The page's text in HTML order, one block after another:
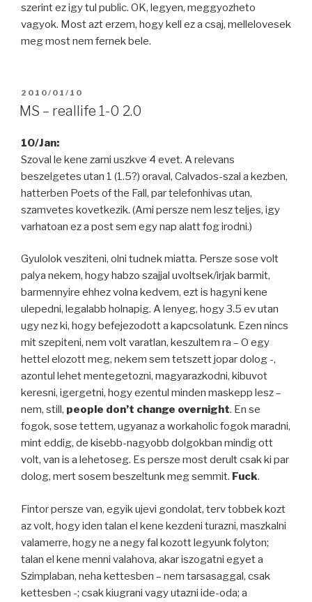
szerint ez igy tul public. OK, legyen, meggyozheto
vagyok. Most azt erzem, hogy kell ez a csaj, mellelovesek
meg most nem fernek bele.
POSTED
ON
2010/01/10
MS – reallife 1-0 2.0
10/Jan:
Szoval le kene zarni uszkve 4 evet. A relevans
beszelgetes utan 1 (1.5?) oraval, Calvados-szal a kezben,
hatterben Poets of the Fall, par telefonhivas utan,
szamvetes kovetkezik. (Ami persze nem lesz teljes, igy
varhatoan ez a post sem egy nap alatt fog irodni.)
Gyulolok vesziteni, olni tudnek miatta. Persze sose volt
palya nekem, hogy habzo szajjal uvoltsek/irjak barmit,
barmennyire ehhez volna kedvem, ezt is hagyni kene
ulepedni, legalabb holnapig. A lenyeg, hogy 3.5 ev utan
ugy nez ki, hogy befejezodott a kapcsolatunk. Ezen nincs
mit szepiteni, nem volt varatlan, keszultem ra – O egy
hettel elozott meg, nekem sem tetszett jopar dolog -,
azontul lehet mentegetozni, magyarazkodni, kibuvot
keresni, igergetni, hogy ezentul minden maskepp lesz –
nem, still, people don’t change overnight. En se
fogok, sose tettem, ugyanaz a workaholic fogok maradni,
mint eddig, de kisebb-nagyobb dolgokban mindig ott
volt, van is a lehetoseg. Es persze most derult csak ki par
dolog, mert sosem beszeltunk meg semmit. Fuck.
Fintor persze van, egyik ujevi gondolat, terv tobbek kozt
az volt, hogy iden talan el kene kezdeni turazni, maszkalni
valamerre, hogy ne a negy fal kozott legyunk folyton;
talan el kene menni valahova, akar iszogatni egyet a
Szimplaban, neha kettesben – nem tarsasaggal, csak
kettesben -; csak kiugrani vagy utazni ide-oda; a